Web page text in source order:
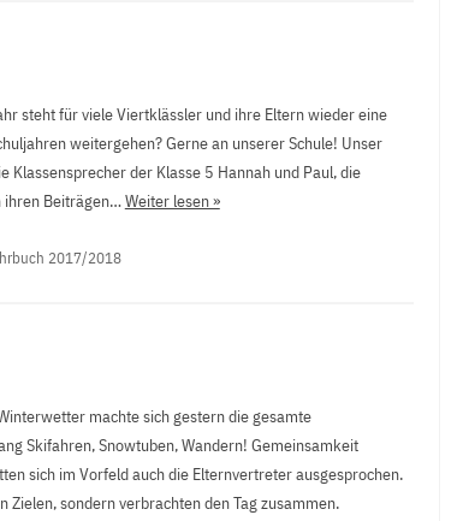
steht für viele Viertklässler und ihre Eltern wieder eine
weitergehen? Gerne an unserer Schule! Unser
Klassensprecher der Klasse 5 Hannah und Paul, die
ihren Beiträgen…Weiter lesen »
2017/2018
machte sich gestern die gesamte
Skifahren, Snowtuben, Wandern! Gemeinsamkeit
sich im Vorfeld auch die Elternvertreter ausgesprochen.
sondern verbrachten den Tag zusammen.